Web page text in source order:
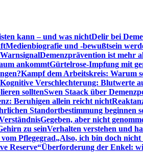
kann – und was nichtDelir bei
Medienbiografie und -bewußtsein
Demenzprävention ist mehr
ankommtGürtelrose-Impfung mit
Kampf dem Arbeitskreis: Warum
Kognitive Verschlechterung: Blutwerte
solltenSwen Staack über
Beruhigen allein reicht nicht
Standortbestimmung beginnen
Gegeben, aber nicht
zu seinVerhalten verstehen und
Pflegegrad„Also, ich bin doch
Reserve“Überforderung der Enkel: